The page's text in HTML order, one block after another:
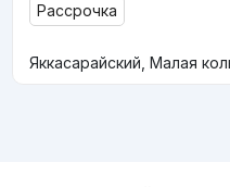
Рассрочка
Яккасарайский, Малая